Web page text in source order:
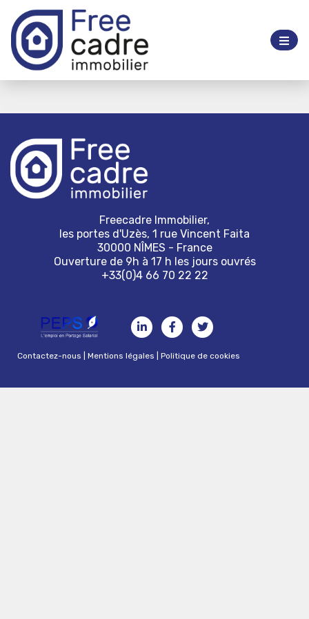
Freecadre Immobilier,
les portes d'Uzès, 1 rue Vincent Faita
30000 NÎMES - France
Ouverture de 9h à 17 h les jours ouvrés
+33(0)4 66 70 22 22
Contactez-nous |Mentions légales |Politique de cookies